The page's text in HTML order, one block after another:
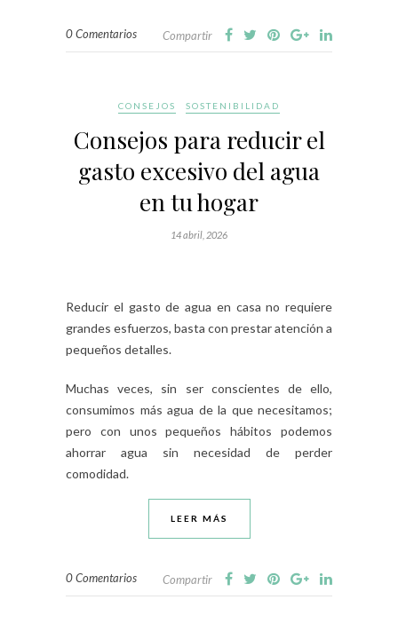
0 Comentarios Compartir
CONSEJOS SOSTENIBILIDAD
Consejos para reducir el
gasto excesivo del agua
en tu hogar
14 abril, 2026
Reducir el gasto de agua en casa no requiere
grandes esfuerzos, basta con prestar atención a
pequeños detalles.
Muchas veces, sin ser conscientes de ello,
consumimos más agua de la que necesitamos;
pero con unos pequeños hábitos podemos
ahorrar agua sin necesidad de perder
comodidad.
LEER MÁS
0 Comentarios Compartir